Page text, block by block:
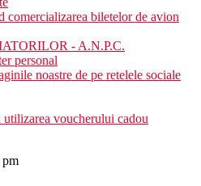
comercializarea biletelor de avion
- A.N.P.C.
personal
noastre de pe retelele sociale
voucherului cadou